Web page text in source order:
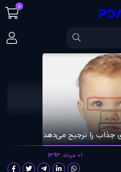
چهره‌های جذاب را ترجیح می‌دهد
جذاب را ترجیح می‌دهد
01 مرداد 1393
0